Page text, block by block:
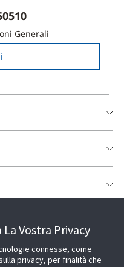
Generali
Vostra Privacy
connesse, come
privacy, per finalità che